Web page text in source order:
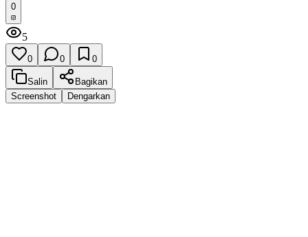
0
5
0 0 0
Salin
Bagikan
Screenshot
Dengarkan